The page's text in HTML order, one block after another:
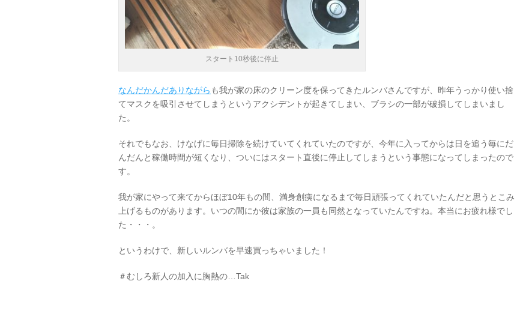
スタート10秒後に停止
なんだかんだありながら も我が家の床のクリーン度を保ってきたルンバさんですが、昨年うっかり使い捨
てマスクを吸引させてしまうというアクシデントが起きてしまい、ブラシの一部が破損してしまいまし
た。
それでもなお、けなげに毎日掃除を続けていてくれていたのですが、今年に入ってからは日を追う毎にだ
んだんと稼働時間が短くなり、ついにはスタート直後に停止してしまうという事態になってしまったので
す。
我が家にやって来てからほぼ10年もの間、満身創痍になるまで毎日頑張ってくれていたんだと思うとこみ
上げるものがあります。いつの間にか彼は家族の一員も同然となっていたんですね。本当にお疲れ様でし
た・・・。
というわけで、新しいルンバを早速買っちゃいました！
＃むしろ新人の加入に胸熱の…Tak